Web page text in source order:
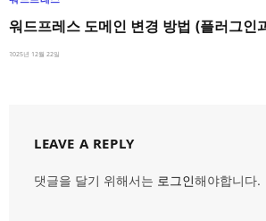
워드프레스 도메인 변경 방법 (플러그인
2025년 12월 22일
LEAVE A REPLY
댓글을 달기 위해서는 로그인해야합니다.